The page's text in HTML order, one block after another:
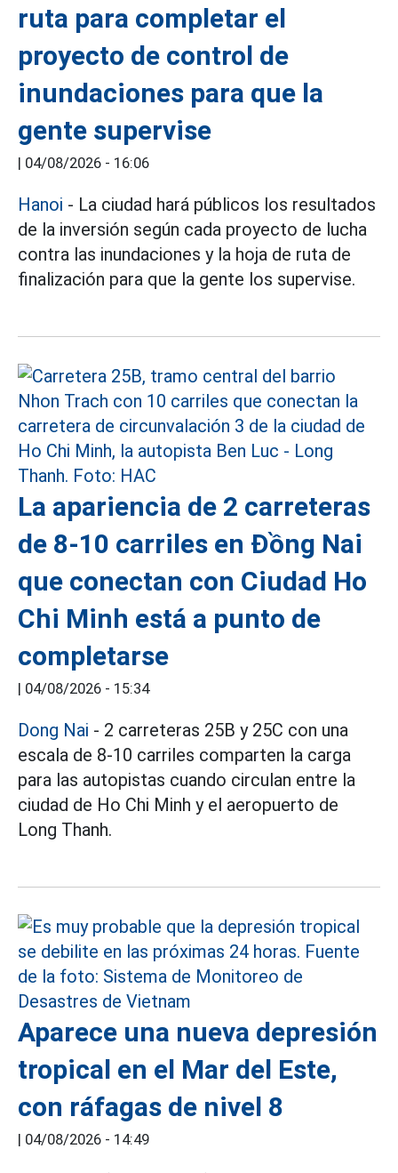
ruta para completar el
proyecto de control de
inundaciones para que la
gente supervise
| 04/08/2026 - 16:06
Hanoi - La ciudad hará públicos los resultados
de la inversión según cada proyecto de lucha
contra las inundaciones y la hoja de ruta de
finalización para que la gente los supervise.
La apariencia de 2 carreteras
de 8-10 carriles en Đồng Nai
que conectan con Ciudad Ho
Chi Minh está a punto de
completarse
| 04/08/2026 - 15:34
Dong Nai - 2 carreteras 25B y 25C con una
escala de 8-10 carriles comparten la carga
para las autopistas cuando circulan entre la
ciudad de Ho Chi Minh y el aeropuerto de
Long Thanh.
Aparece una nueva depresión
tropical en el Mar del Este,
con ráfagas de nivel 8
| 04/08/2026 - 14:49